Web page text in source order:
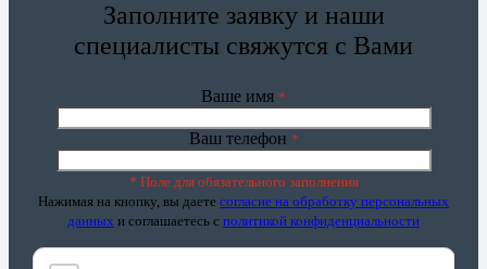
Заполните заявку и наши
специалисты свяжутся с Вами
Ваше имя *
Ваш телефон *
* Поле для обязательного заполнения
Нажимая на кнопку, вы даете согласие на обработку персональных
данных и соглашаетесь c политикой конфиденциальности